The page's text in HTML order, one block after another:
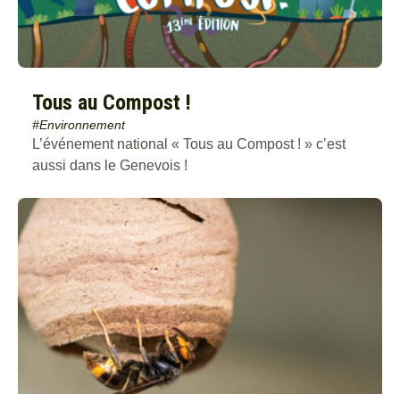
Tous au Compost !
#Environnement
L’événement national « Tous au Compost ! » c’est
aussi dans le Genevois !